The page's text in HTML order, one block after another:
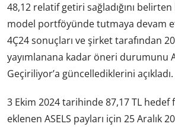
48,12 relatif getiri sağladığını
model portföyünde tutmaya devam
4Ç24 sonuçları ve şirket tarafından
yayımlanana kadar öneri durumunu
Geçiriliyor’a güncellediklerini açıkladı.
3 Ekim 2024 tarihinde 87,17 TL
eklenen ASELS payları için 25 Aralık